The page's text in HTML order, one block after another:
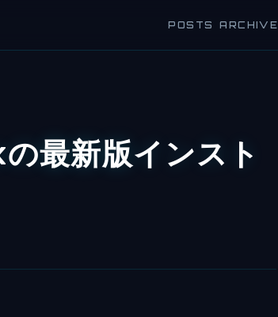
POSTS ARCHIVE
新版インスト